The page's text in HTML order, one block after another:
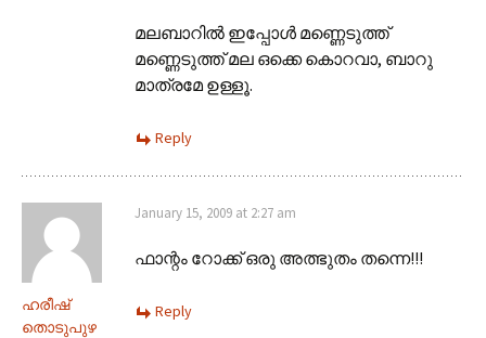
മലബാറില്‍ ഇപ്പോള്‍ മണ്ണെടുത്ത്
മണ്ണെടുത്ത് മല ഒക്കെ കൊറവാ, ബാറു
മാത്രമേ ഉള്ളൂ.
Reply
ഹരീഷ്
തൊടുപുഴ
January 15, 2009 at 2:27 am
ഫാന്റം റോക്ക് ഒരു അത്ഭുതം തന്നെ!!!
Reply